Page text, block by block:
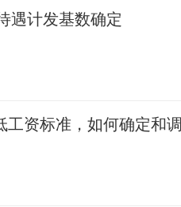
遇计发基数确定
资标准，如何确定和调